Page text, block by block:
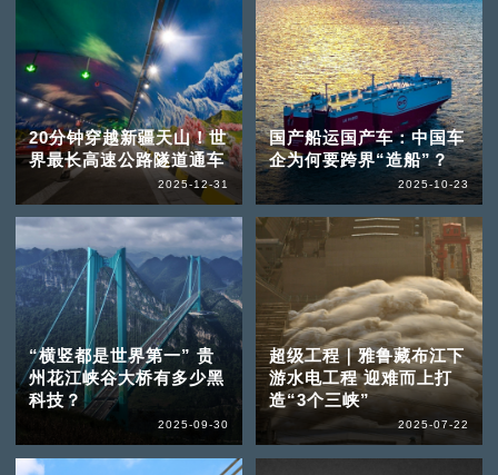
20分钟穿越新疆天山！世
界最长高速公路隧道通车
2025-12-31
国产船运国产车：中国车
企为何要跨界“造船”？
2025-10-23
“横竖都是世界第一” 贵
州花江峡谷大桥有多少黑
科技？
2025-09-30
超级工程｜雅鲁藏布江下
游水电工程 迎难而上打
造“3个三峡”
2025-07-22